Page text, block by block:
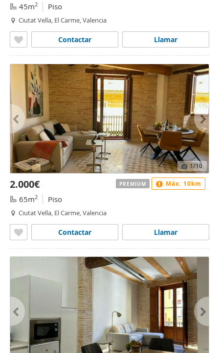
45m2 Piso
Ciutat Vella, El Carme, Valencia
Llamar
Contactar
1/10
2.000€
65m2 Piso
Ciutat Vella, El Carme, Valencia
Llamar
Contactar
PREMIUM Máx. 10km